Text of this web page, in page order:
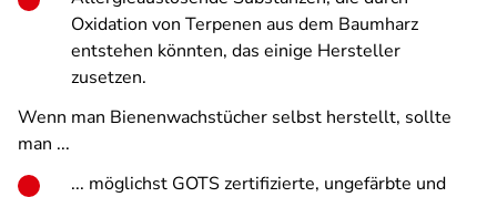
Oxidation von Terpenen aus dem Baumharz
entstehen könnten, das einige Hersteller
zusetzen.
Wenn man Bienenwachstücher selbst herstellt, sollte
man ...
... möglichst GOTS zertifizierte, ungefärbte und